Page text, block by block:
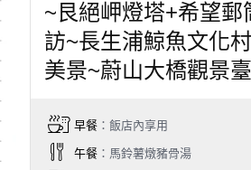
~艮絕岬燈塔+希望
訪~長生浦鯨魚文化
美景~蔚山大橋觀景臺
早餐：飯店內享用
午餐：馬鈴薯燉豬骨湯